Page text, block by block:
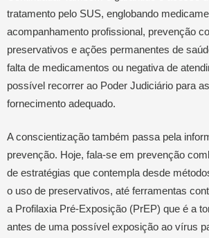
tratamento pelo SUS, englobando
acompanhamento profissional, prevenção
preservativos e ações permanentes de
falta de medicamentos ou negativa de
possível recorrer ao Poder Judiciário para
fornecimento adequado.
A conscientização também passa pela
prevenção. Hoje, fala-se em prevenção
de estratégias que contempla desde
o uso de preservativos, até ferramentas
a Profilaxia Pré-Exposição (PrEP) que é a
antes de uma possível exposição ao vírus